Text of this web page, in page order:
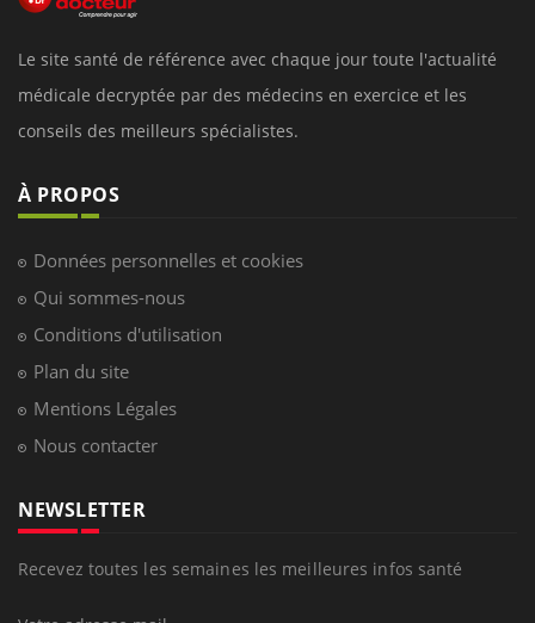
Le site santé de référence avec chaque jour toute l'actualité
médicale decryptée par des médecins en exercice et les
conseils des meilleurs spécialistes.
À PROPOS
Données personnelles et cookies
Qui sommes-nous
Conditions d'utilisation
Plan du site
Mentions Légales
Nous contacter
NEWSLETTER
Recevez toutes les semaines les meilleures infos santé